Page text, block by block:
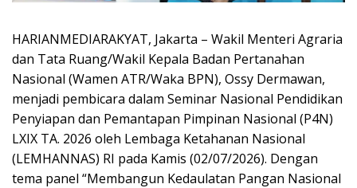
HARIANMEDIARAKYAT, Jakarta – Wakil Menteri Agraria
dan Tata Ruang/Wakil Kepala Badan Pertanahan
Nasional (Wamen ATR/Waka BPN), Ossy Dermawan,
menjadi pembicara dalam Seminar Nasional Pendidikan
Penyiapan dan Pemantapan Pimpinan Nasional (P4N)
LXIX TA. 2026 oleh Lembaga Ketahanan Nasional
(LEMHANNAS) RI pada Kamis (02/07/2026). Dengan
tema panel “Membangun Kedaulatan Pangan Nasional